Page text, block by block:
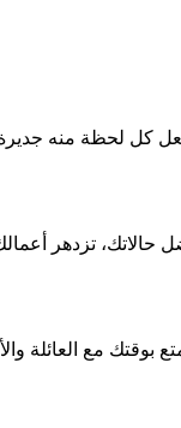
كل لحظة منه جديرة
حالاتك، تزدهر
بوقتك مع العائلة